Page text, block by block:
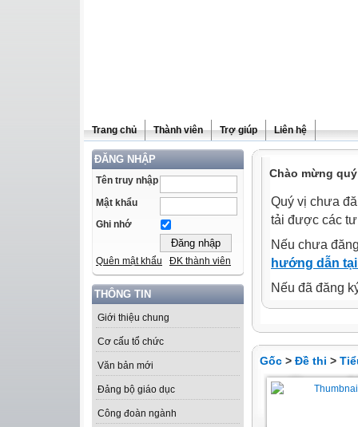
Trang chủ Thành viên Trợ giúp Liên hệ
ĐĂNG NHẬP
Tên truy nhập
Mật khẩu
Ghi nhớ
Quên mật khẩu ĐK thành viên
THÔNG TIN
Giới thiệu chung
Cơ cấu tổ chức
Văn bản mới
Đảng bộ giáo dục
Công đoàn ngành
Chào mừng
Quý vị chưa
tải được các
Nếu chưa
hướng dẫn
Nếu đã đăng
Gốc > Đề thi >